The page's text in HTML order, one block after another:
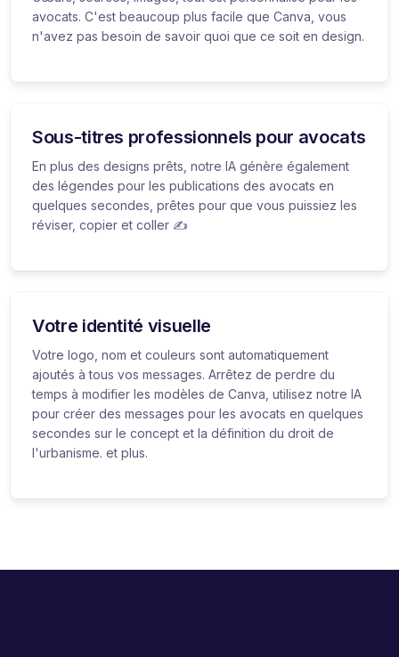
avocats. C'est beaucoup plus facile que Canva, vous
n'avez pas besoin de savoir quoi que ce soit en design.
Sous-titres professionnels pour avocats
En plus des designs prêts, notre IA génère également
des légendes pour les publications des avocats en
quelques secondes, prêtes pour que vous puissiez les
réviser, copier et coller ✍️
Votre identité visuelle
Votre logo, nom et couleurs sont automatiquement
ajoutés à tous vos messages. Arrêtez de perdre du
temps à modifier les modèles de Canva, utilisez notre IA
pour créer des messages pour les avocats en quelques
secondes sur le concept et la définition du droit de
l'urbanisme. et plus.